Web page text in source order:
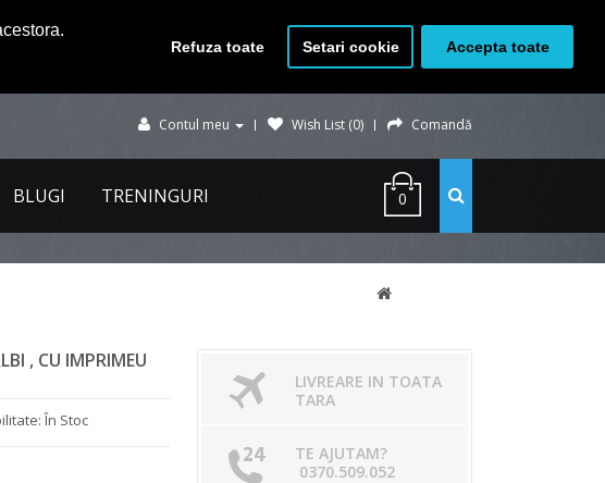
Refuza toate Setari cookie Accepta toate
Contul meu Wish List (0) Comandă
0
BLUGI TRENINGURI
, CU IMPRIMEU
În Stoc
LIVREARE IN TOATA
TARA
TE AJUTAM?
0370.509.052